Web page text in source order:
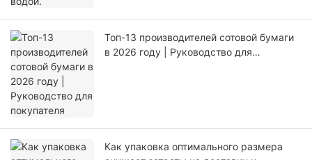
Топ-13 производителей сотовой бумаги
в 2026 году | Руководство для
Как упаковка оптимального размера